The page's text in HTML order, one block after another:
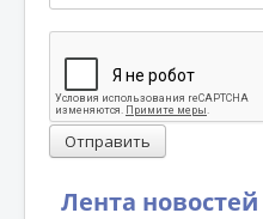
Лента новостей
Отправить